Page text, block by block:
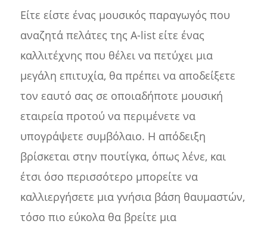
Είτε είστε ένας μουσικός παραγωγός που
αναζητά πελάτες της Α-list είτε ένας
καλλιτέχνης που θέλει να πετύχει μια
μεγάλη επιτυχία, θα πρέπει να αποδείξετε
τον εαυτό σας σε οποιαδήποτε μουσική
εταιρεία προτού να περιμένετε να
υπογράψετε συμβόλαιο. Η απόδειξη
βρίσκεται στην πουτίγκα, όπως λένε, και
έτσι όσο περισσότερο μπορείτε να
καλλιεργήσετε μια γνήσια βάση θαυμαστών,
τόσο πιο εύκολα θα βρείτε μια